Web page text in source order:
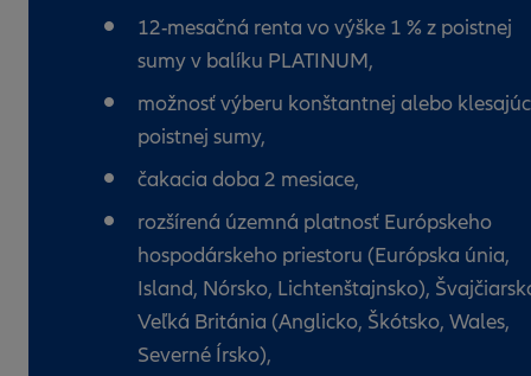
12-mesačná renta vo výške 1 % z poistnej
sumy v balíku PLATINUM,
možnosť výberu konštantnej alebo
poistnej sumy,
čakacia doba 2 mesiace,
rozšírená územná platnosť Európskeho
hospodárskeho priestoru (Európska únia,
Island, Nórsko, Lichtenštajnsko),
Veľká Británia (Anglicko, Škótsko, Wales,
Severné Írsko),